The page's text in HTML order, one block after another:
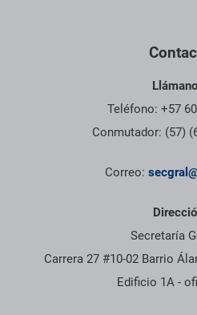
Teléfono: +57
Conmutador: (57)
Correo:
Secretaría
Carrera 27 #10-02 Barrio
Edificio 1A -